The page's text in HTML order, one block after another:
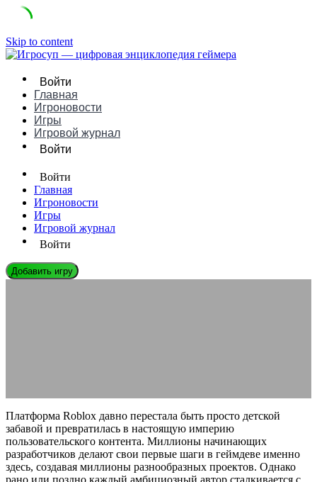
Skip to content
Войти
Главная
Игроновости
Игры
Игровой журнал
Войти
Войти
Главная
Игроновости
Игры
Игровой журнал
Войти
Добавить игру
Платформа Roblox давно перестала быть просто детской
забавой и превратилась в настоящую империю
пользовательского контента. Миллионы начинающих
разработчиков делают свои первые шаги в геймдеве именно
здесь, создавая миллионы разнообразных проектов. Однако
рано или поздно каждый амбициозный автор сталкивается с